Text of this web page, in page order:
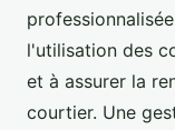
l'utilisation des
et à assurer la
courtier. Une